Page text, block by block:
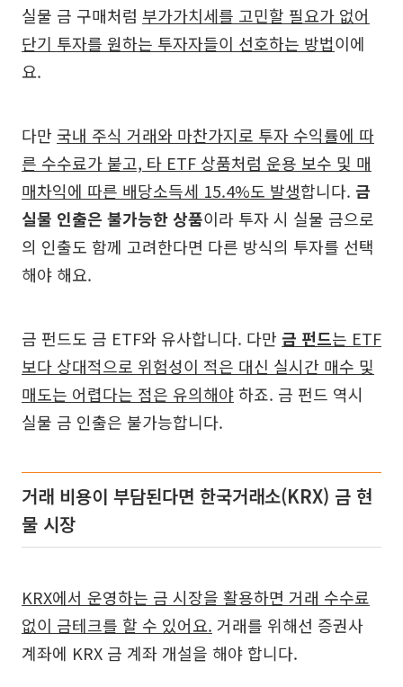
실물 금 구매처럼 부가가치세를 고민할 필요가 없어
단기 투자를 원하는 투자자들이 선호하는 방법이에
요.
다만 국내 주식 거래와 마찬가지로 투자 수익률에 따
른 수수료가 붙고, 타 ETF 상품처럼 운용 보수 및 매
매차익에 따른 배당소득세 15.4%도 발생합니다. 금
실물 인출은 불가능한 상품이라 투자 시 실물 금으로
의 인출도 함께 고려한다면 다른 방식의 투자를 선택
해야 해요.
금 펀드도 금 ETF와 유사합니다. 다만 금 펀드는 ETF
보다 상대적으로 위험성이 적은 대신 실시간 매수 및
매도는 어렵다는 점은 유의해야 하죠. 금 펀드 역시
실물 금 인출은 불가능합니다.
거래 비용이 부담된다면 한국거래소(KRX) 금 현
물 시장
KRX에서 운영하는 금 시장을 활용하면 거래 수수료
없이 금테크를 할 수 있어요. 거래를 위해선 증권사
계좌에 KRX 금 계좌 개설을 해야 합니다.